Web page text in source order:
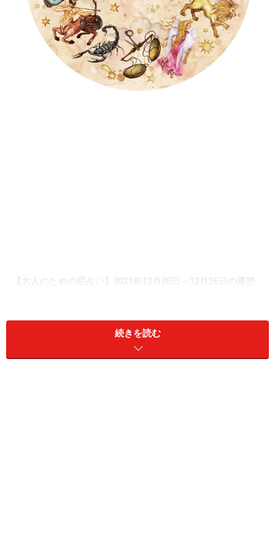
【大人のための星占い】2021年12月20日～12月26日の運勢
おひつじ座（3月21日～4月19日生まれ）
続きを読む